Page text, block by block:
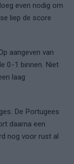
even nodig om
liep de score
aangeven van
0-1 binnen. Niet
laag
De Portugees
daarna een
nog voor rust al